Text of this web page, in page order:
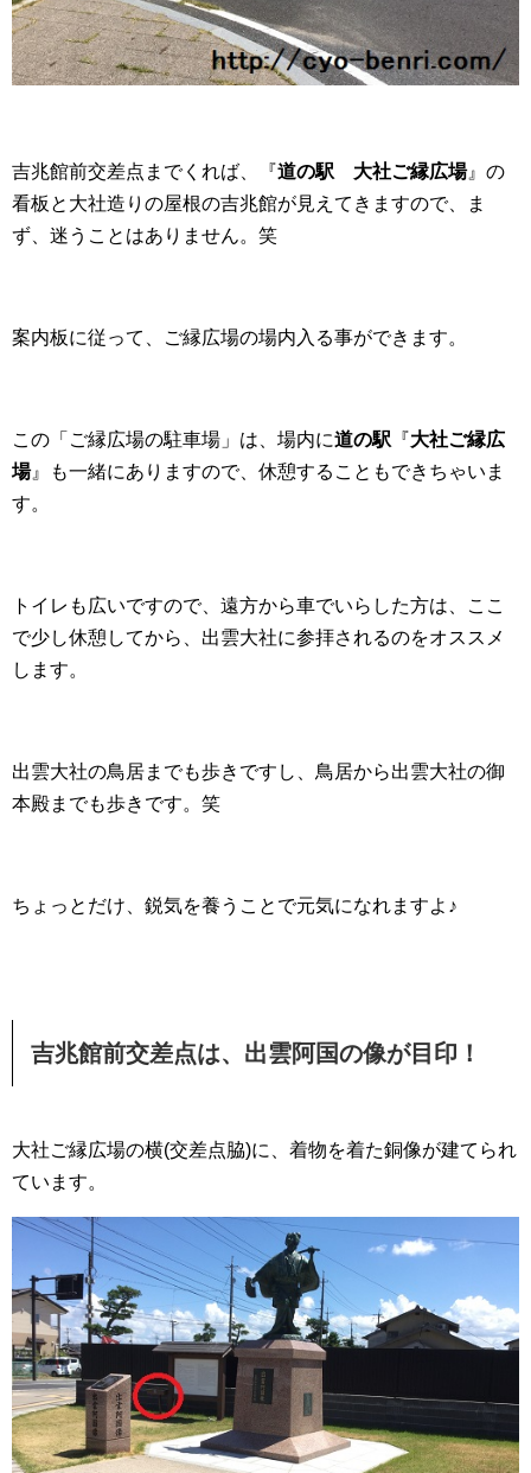
吉兆館前交差点までくれば、『道の駅 大社ご縁広場』の
看板と大社造りの屋根の吉兆館が見えてきますので、ま
ず、迷うことはありません。笑
案内板に従って、ご縁広場の場内入る事ができます。
この「ご縁広場の駐車場」は、場内に道の駅 『大社ご縁広
場』も一緒にありますので、休憩することもできちゃいま
す。
トイレも広いですので、遠方から車でいらした方は、ここ
で少し休憩してから、出雲大社に参拝されるのをオススメ
します。
出雲大社の鳥居までも歩きですし、鳥居から出雲大社の御
本殿までも歩きです。笑
ちょっとだけ、鋭気を養うことで元気になれますよ♪
吉兆館前交差点は、出雲阿国の像が目印！
大社ご縁広場の横(交差点脇)に、着物を着た銅像が建てられ
ています。